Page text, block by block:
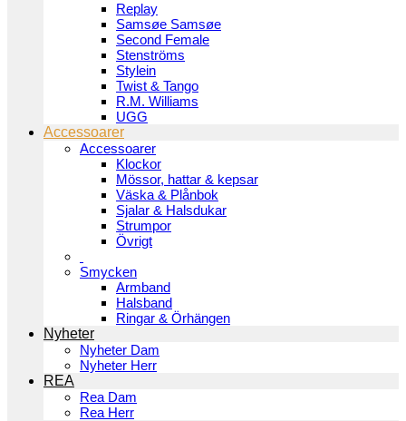
Replay
Samsøe Samsøe
Second Female
Stenströms
Stylein
Twist & Tango
R.M. Williams
UGG
Accessoarer
Accessoarer
Klockor
Mössor, hattar & kepsar
Väska & Plånbok
Sjalar & Halsdukar
Strumpor
Övrigt
Smycken
Armband
Halsband
Ringar & Örhängen
Nyheter
Nyheter Dam
Nyheter Herr
REA
Rea Dam
Rea Herr